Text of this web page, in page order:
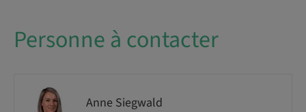
Personne à contacter
Anne Siegwald